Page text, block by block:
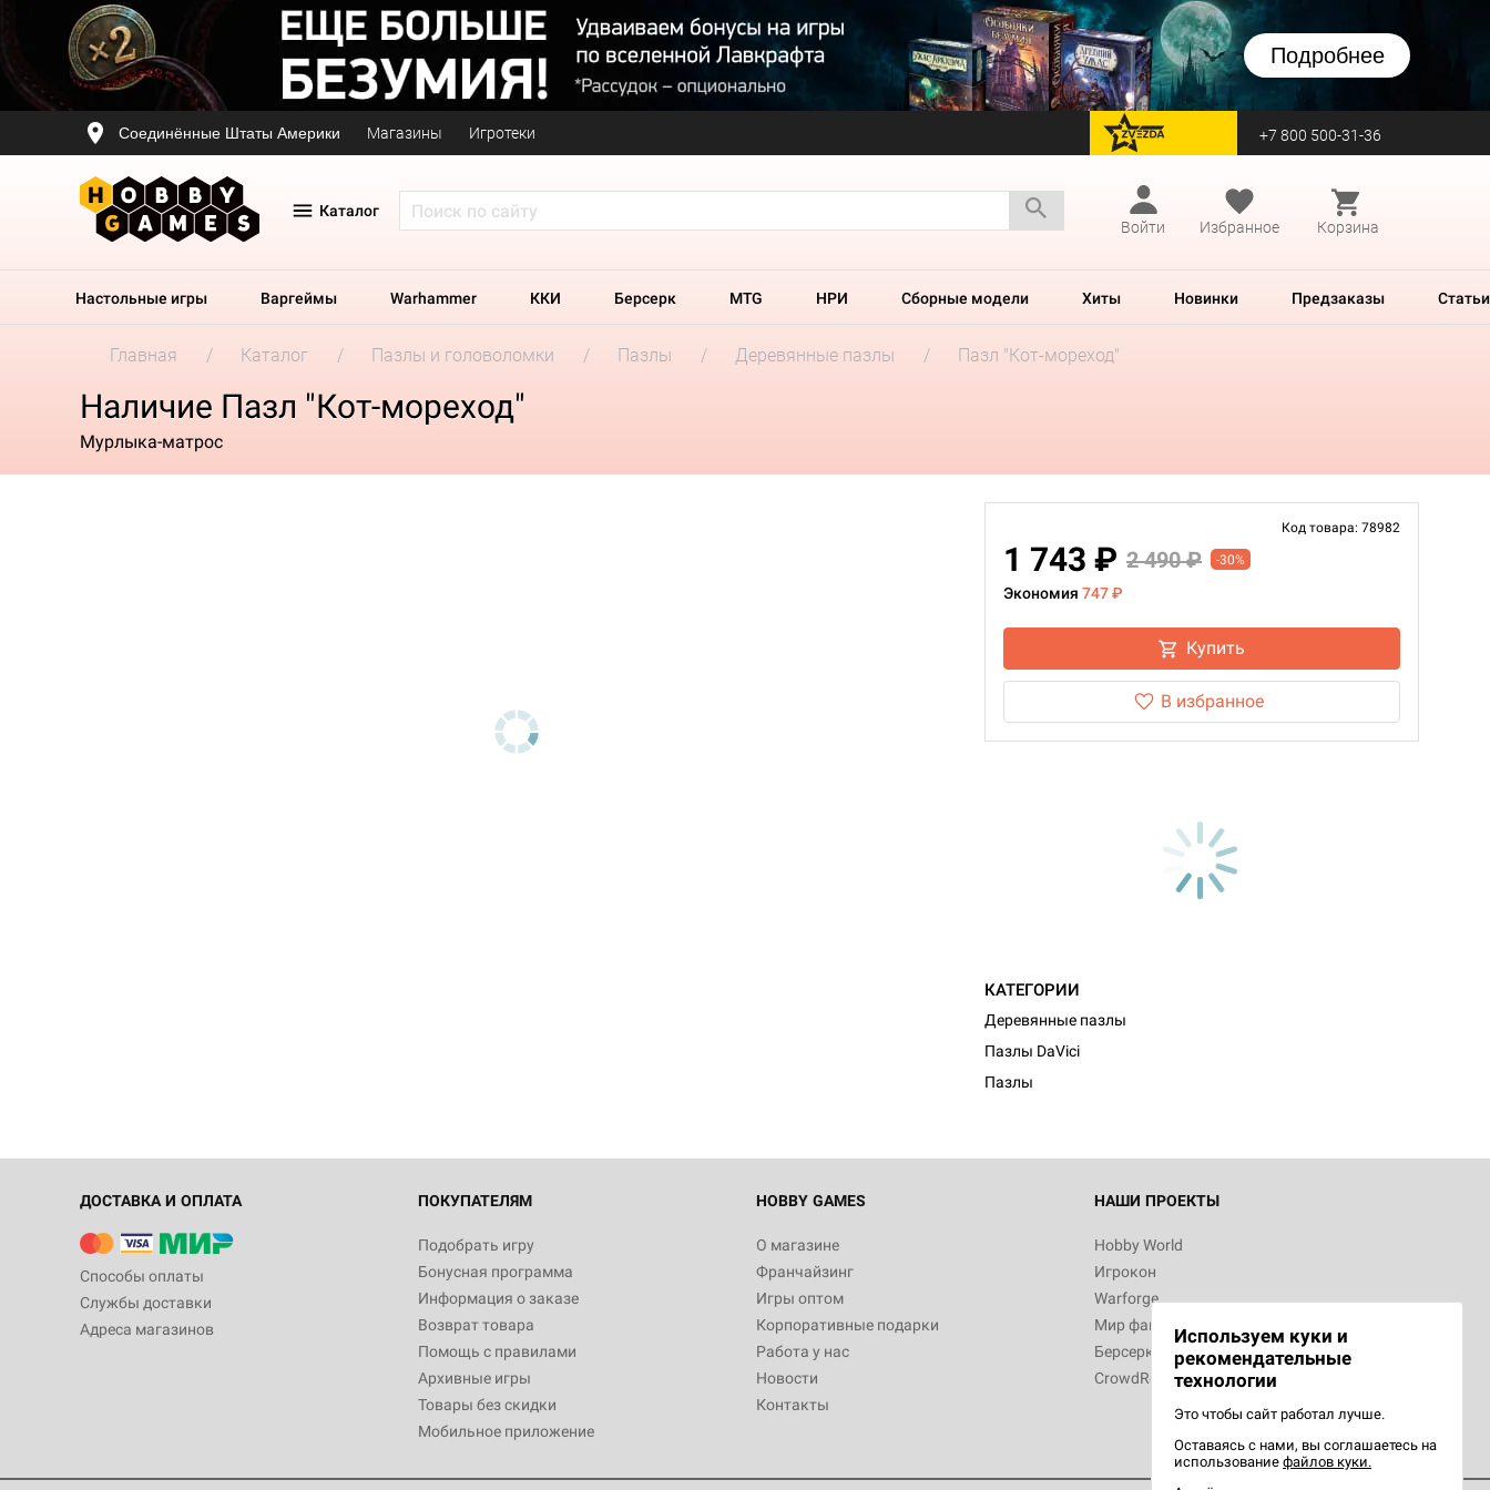
Подробнее
Соединённые Штаты Америки Магазины Игротеки перейти на Zvezda +7 800 500-31-36
Каталог
Войти
Избранное Корзина
Настольные игры Варгеймы Warhammer ККИ Берсерк MTG НРИ Сборные модели Хиты Новинки Предзаказы Статьи
Главная Каталог Пазлы и головоломки Пазлы Деревянные пазлы Пазл "Кот-мореход"
Наличие Пазл "Кот-мореход"
Мурлыка-матрос
Код товара: 78982
1 743 ₽ 2 490 ₽ -30%
Экономия 747 ₽
Купить
В избранное
КАТЕГОРИИ
Деревянные пазлы
Пазлы DaVici
Пазлы
ДОСТАВКА И ОПЛАТА
Способы оплаты
Службы доставки
Адреса магазинов
ПОКУПАТЕЛЯМ
Подобрать игру
Бонусная программа
Информация о заказе
Возврат товара
Помощь с правилами
Архивные игры
Товары без скидки
Мобильное приложение
HOBBY GAMES
О магазине
Франчайзинг
Игры оптом
Корпоративные подарки
Работа у нас
Новости
Контакты
НАШИ ПРОЕКТЫ
Hobby World
Игрокон
Warforge
Мир фантастики
Берсерк
CrowdRepublic
Используем куки и
рекомендательные
технологии
Это чтобы сайт работал лучше.
Оставаясь с нами, вы соглашаетесь на
использование файлов куки.